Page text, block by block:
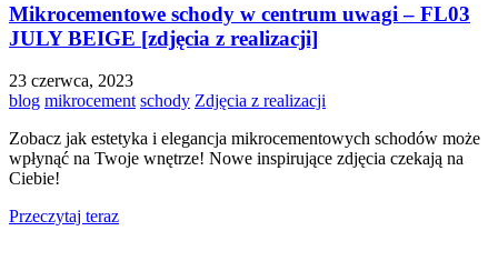
Mikrocementowe schody w centrum uwagi – FL03
JULY BEIGE [zdjęcia z realizacji]
23 czerwca, 2023
blog mikrocement schody Zdjęcia z realizacji
Zobacz jak estetyka i elegancja mikrocementowych schodów może
wpłynąć na Twoje wnętrze! Nowe inspirujące zdjęcia czekają na
Ciebie!
Przeczytaj teraz